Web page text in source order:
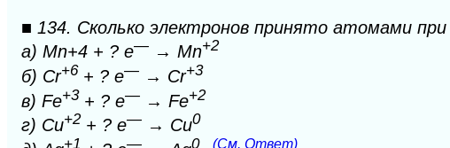
■ 134. Сколько электронов принято атомами
а) Мn+4 + ? e— → Mn+2
б) Cr+6 + ? e— → Cr+3
в) Fe+3 + ? e— → Fe+2
г) Cu+2 + ? e— → Cu0
+1 — 0 (См. Ответ)